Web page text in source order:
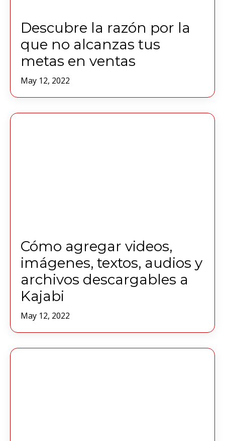
Descubre la razón por la
que no alcanzas tus
metas en ventas
May 12, 2022
Cómo agregar videos,
imágenes, textos, audios y
archivos descargables a
Kajabi
May 12, 2022